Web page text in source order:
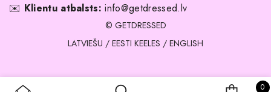
✉️ Klientu atbalsts: info@getdressed.lv
© GETDRESSED
LATVIEŠU / EESTI KEELES / ENGLISH
00